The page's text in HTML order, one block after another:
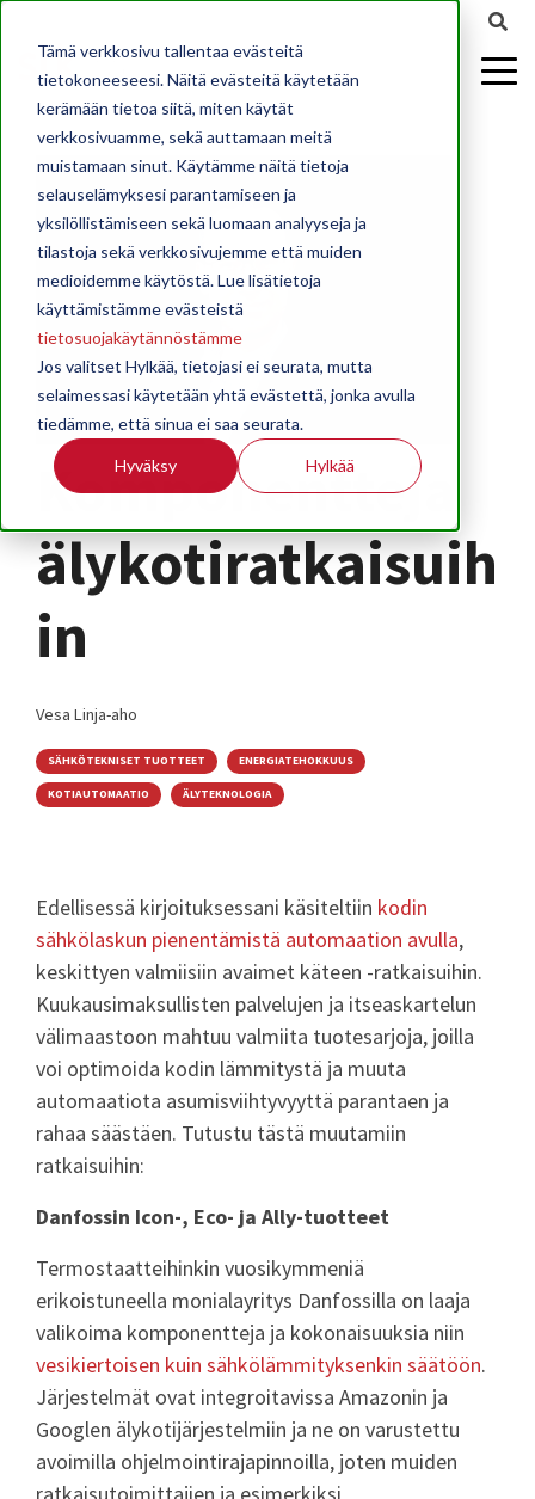
Tämä verkkosivu tallentaa evästeitä
tietokoneeseesi. Näitä evästeitä käytetään
kerämään tietoa siitä, miten käytät
verkkosivuamme, sekä auttamaan meitä
muistamaan sinut. Käytämme näitä tietoja
selauselämyksesi parantamiseen ja
yksilöllistämiseen sekä luomaan analyyseja ja
tilastoja sekä verkkosivujemme että muiden
medioidemme käytöstä. Lue lisätietoja
käyttämistämme evästeistä
tietosuojakäytännöstämme
Jos valitset Hylkää, tietojasi ei seurata, mutta
selaimessasi käytetään yhtä evästettä, jonka avulla
tiedämme, että sinua ei saa seurata.
Hyväksy Hylkää
Komponentteja
älykotiratkaisuih
in
Vesa Linja-aho
SÄHKÖTEKNISET TUOTTEET ENERGIATEHOKKUUS
KOTIAUTOMAATIO ÄLYTEKNOLOGIA
Edellisessä kirjoituksessani käsiteltiin kodin
sähkölaskun pienentämistä automaation avulla,
keskittyen valmiisiin avaimet käteen -ratkaisuihin.
Kuukausimaksullisten palvelujen ja itseaskartelun
välimaastoon mahtuu valmiita tuotesarjoja, joilla
voi optimoida kodin lämmitystä ja muuta
automaatiota asumisviihtyvyyttä parantaen ja
rahaa säästäen. Tutustu tästä muutamiin
ratkaisuihin:
Danfossin Icon-, Eco- ja Ally-tuotteet
Termostaatteihinkin vuosikymmeniä
erikoistuneella monialayritys Danfossilla on laaja
valikoima komponentteja ja kokonaisuuksia niin
vesikiertoisen kuin sähkölämmityksenkin säätöön.
Järjestelmät ovat integroitavissa Amazonin ja
Googlen älykotijärjestelmiin ja ne on varustettu
avoimilla ohjelmointirajapinnoilla, joten muiden